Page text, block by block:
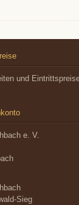
und
e. V.
Sieg